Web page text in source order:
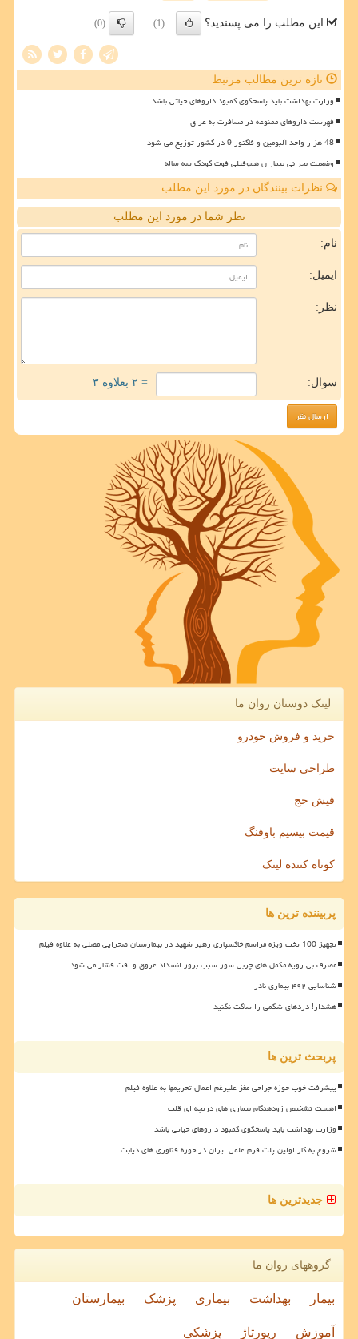
این مطلب را می پسندید؟ (1)
(0)
تازه ترین مطالب مرتبط
وزارت بهداشت باید پاسخگوی کمبود داروهای حیاتی باشد
فهرست داروهای ممنوعه در مسافرت به عراق
48 هزار واحد آلبومین و فاکتور 9 در کشور توزیع می شود
وضعیت بحرانی بیماران هموفیلی فوت کودک سه ساله
نظرات بینندگان در مورد این مطلب
نظر شما در مورد این مطلب
نام:
ایمیل:
نظر:
سوال: = ۲ بعلاوه ۳
لینک دوستان روان ما
خرید و فروش خودرو
طراحی سایت
فیش حج
قیمت بیسیم باوفنگ
کوتاه کننده لینک
پربیننده ترین ها
تجهیز 100 تخت ویژه مراسم خاکسپاری رهبر شهید در بیمارستان صحرایی مصلی به علاوه فیلم
مصرف بی رویه مکمل های چربی سوز سبب بروز انسداد عروق و افت فشار می شود
شناسایی ۴۹۲ بیماری نادر
هشدار! دردهای شکمی را ساکت نکنید
پربحث ترین ها
پیشرفت خوب حوزه جراحی مغز علیرغم اعمال تحریمها به علاوه فیلم
اهمیت تشخیص زودهنگام بیماری های دریچه ای قلب
وزارت بهداشت باید پاسخگوی کمبود داروهای حیاتی باشد
شروع به کار اولین پلت فرم علمی ایران در حوزه فناوری های دیابت
جدیدترین ها
گروههای روان ما
بیمار بهداشت بیماری پزشک بیمارستان
آموزش رپورتاژ پزشکی